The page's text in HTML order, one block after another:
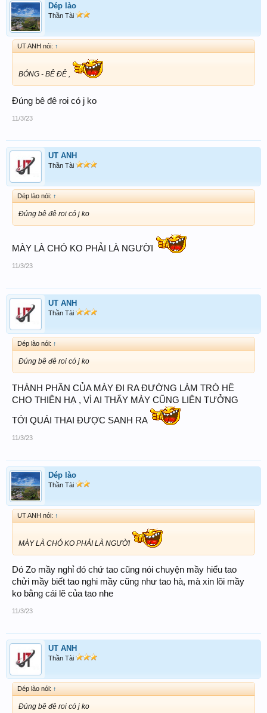
Dép lào
Thần Tài
UT ANH nói: ↑
BÓNG - BÊ ĐÊ ,
Đúng bê đê roi có j ko
11/3/23
UT ANH
Thần Tài
Dép lào nói: ↑
Đúng bê đê roi có j ko
MÀY LÀ CHÓ KO PHẢI LÀ NGƯỜI
11/3/23
UT ANH
Thần Tài
Dép lào nói: ↑
Đúng bê đê roi có j ko
THÀNH PHẦN CỦA MÀY ĐI RA ĐƯỜNG LÀM TRÒ HỀ
CHO THIÊN HẠ , VÌ AI THẤY MÀY CŨNG LIÊN TƯỞNG
TỚI QUÁI THAI ĐƯỢC SANH RA
11/3/23
Dép lào
Thần Tài
UT ANH nói: ↑
MÀY LÀ CHÓ KO PHẢI LÀ NGƯỜI
Dó Zo mầy nghỉ đó chứ tao cũng nói chuyện mầy hiểu tao
chửi mầy biết tao nghi mầy cũng như tao hà, mà xin lõi mầy
ko bằng cái lẽ của tao nhe
11/3/23
UT ANH
Thần Tài
Dép lào nói: ↑
Đúng bê đê roi có j ko